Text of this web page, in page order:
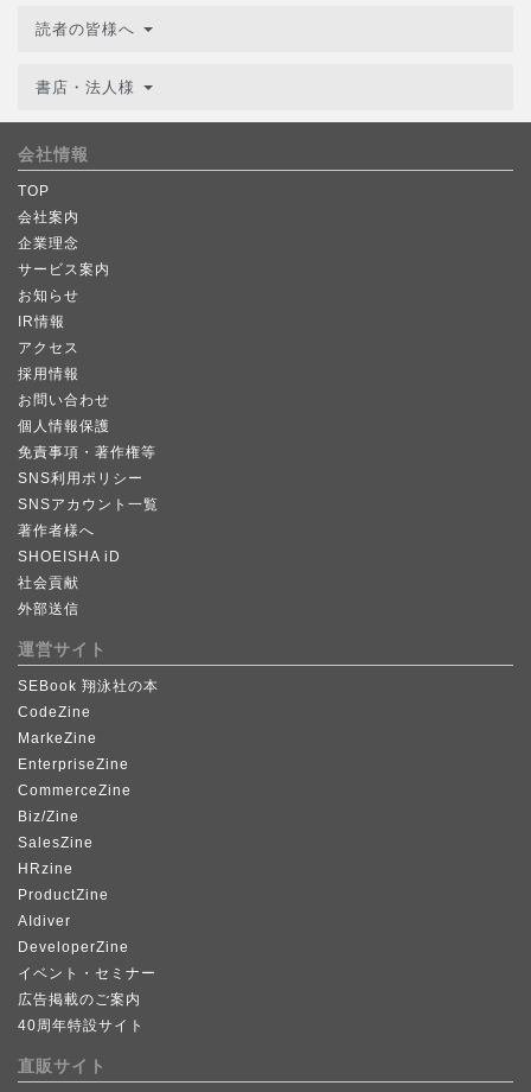
読者の皆様へ
書店・法人様
会社情報
TOP
会社案内
企業理念
サービス案内
お知らせ
IR情報
アクセス
採用情報
お問い合わせ
個人情報保護
免責事項・著作権等
SNS利用ポリシー
SNSアカウント一覧
著作者様へ
SHOEISHA iD
社会貢献
外部送信
運営サイト
SEBook 翔泳社の本
CodeZine
MarkeZine
EnterpriseZine
CommerceZine
Biz/Zine
SalesZine
HRzine
ProductZine
AIdiver
DeveloperZine
イベント・セミナー
広告掲載のご案内
40周年特設サイト
直販サイト